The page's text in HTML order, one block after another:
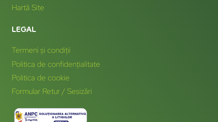
Hartă Site
LEGAL
Termeni și condiții
Politica de confidențialitate
Politica de cookie
Formular Retur / Sesizări